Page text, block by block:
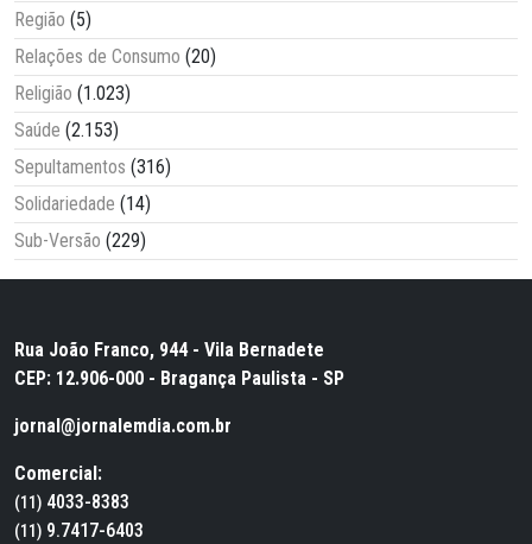
Região (5)
Relações de Consumo (20)
Religião (1.023)
Saúde (2.153)
Sepultamentos (316)
Solidariedade (14)
Sub-Versão (229)
Rua João Franco, 944 - Vila Bernadete
CEP: 12.906-000 - Bragança Paulista - SP
jornal@jornalemdia.com.br
Comercial:
(11) 4033-8383
(11) 9.7417-6403